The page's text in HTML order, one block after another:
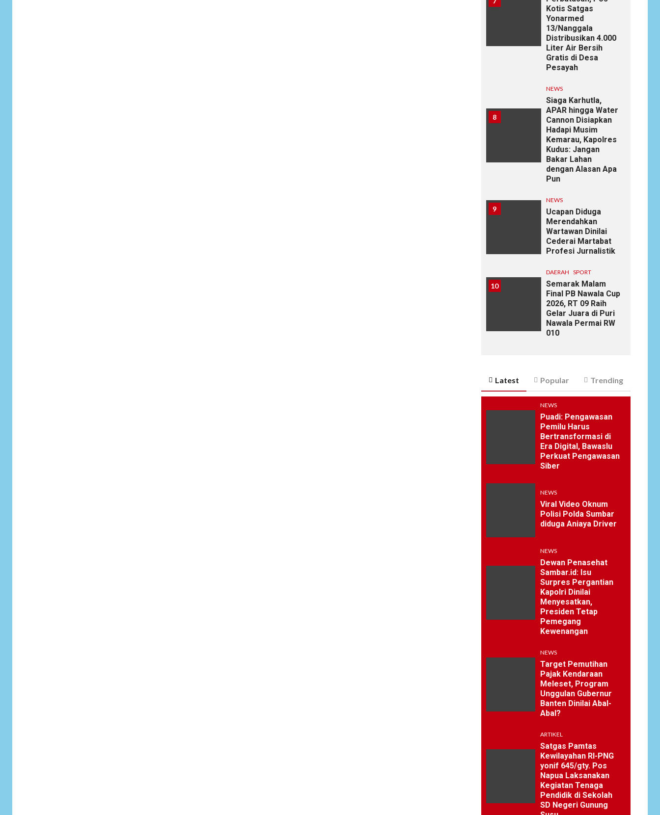
Kotis Satgas
Yonarmed
13/Nanggala
Distribusikan 4.000
Liter Air Bersih
Gratis di Desa
Pesayah
8
NEWS
Siaga Karhutla,
APAR hingga Water
Cannon Disiapkan
Hadapi Musim
Kemarau, Kapolres
Kudus: Jangan
Bakar Lahan
dengan Alasan Apa
Pun
9
NEWS
Ucapan Diduga
Merendahkan
Wartawan Dinilai
Cederai Martabat
Profesi Jurnalistik
10
DAERAH SPORT
Semarak Malam
Final PB Nawala Cup
2026, RT 09 Raih
Gelar Juara di Puri
Nawala Permai RW
010
Latest Popular Trending
NEWS
Puadi: Pengawasan
Pemilu Harus
Bertransformasi di
Era Digital, Bawaslu
Perkuat Pengawasan
Siber
NEWS
Viral Video Oknum
Polisi Polda Sumbar
diduga Aniaya Driver
NEWS
Dewan Penasehat
Sambar.id: Isu
Surpres Pergantian
Kapolri Dinilai
Menyesatkan,
Presiden Tetap
Pemegang
Kewenangan
NEWS
Target Pemutihan
Pajak Kendaraan
Meleset, Program
Unggulan Gubernur
Banten Dinilai Abal-
Abal?
ARTIKEL
Satgas Pamtas
Kewilayahan RI-PNG
yonif 645/gty. Pos
Napua Laksanakan
Kegiatan Tenaga
Pendidik di Sekolah
SD Negeri Gunung